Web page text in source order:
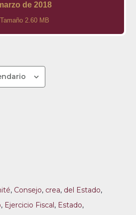
de 2018
Tamaño 2.60 MB
, Consejo, crea, del Estado,
, Ejercicio Fiscal, Estado,